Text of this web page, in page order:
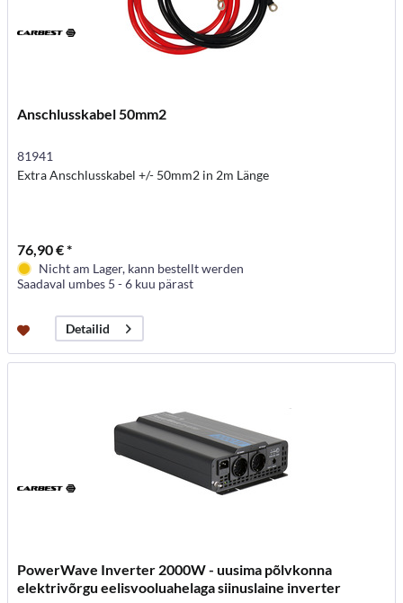
Anschlusskabel 50mm2
81941
Extra Anschlusskabel +/- 50mm2 in 2m Länge
76,90 € *
Nicht am Lager, kann bestellt werden
Saadaval umbes 5 - 6 kuu pärast
Detailid
PowerWave Inverter 2000W - uusima põlvkonna
elektrivõrgu eelisvooluahelaga siinuslaine inverter